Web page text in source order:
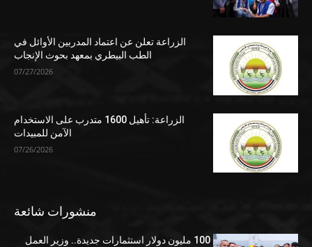
الزراعة تعلن عن اعتماد المدربين الأوائل في
الطب البيطري بمعهد بحوث الإنجاب
07/27/2026
الزراعة: تأهيل 1600 متدرب على الاستخدام
الآمن للمبيدات
07/26/2026
منشورات شائعة
100 مليون دولار استثمارات جديدة.. وزير العمل